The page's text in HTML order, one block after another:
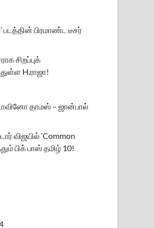
படத்தின் பிரமாண்ட டீசர்
சிறப்புக்
H.ராஜா!
தாமஸ் – ஜான்பால்
விஜயில் ‘Common
பிக் பாஸ் தமிழ் 10!